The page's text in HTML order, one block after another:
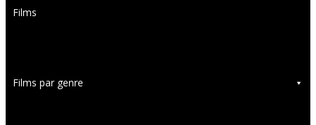
Films
Films par genre